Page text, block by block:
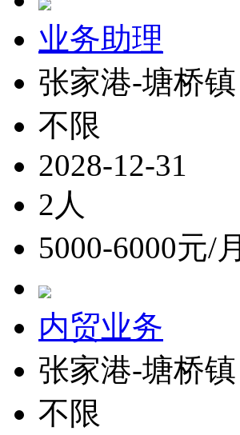
业务助理
张家港-塘桥镇
不限
2028-12-31
2人
5000-6000元/月
内贸业务
张家港-塘桥镇
不限